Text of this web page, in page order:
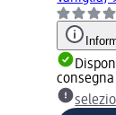
consegna